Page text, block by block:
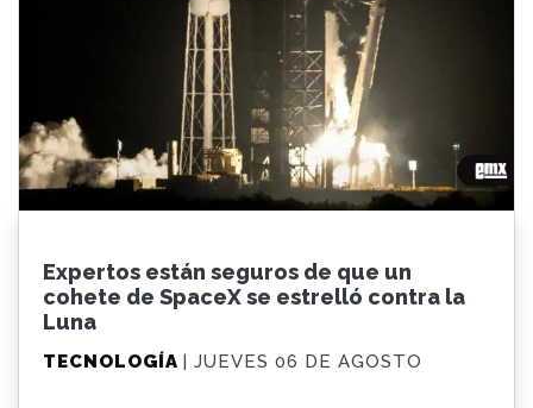
Expertos están seguros de que un
cohete de SpaceX se estrelló contra la
Luna
TECNOLOGÍA | JUEVES 06 DE AGOSTO